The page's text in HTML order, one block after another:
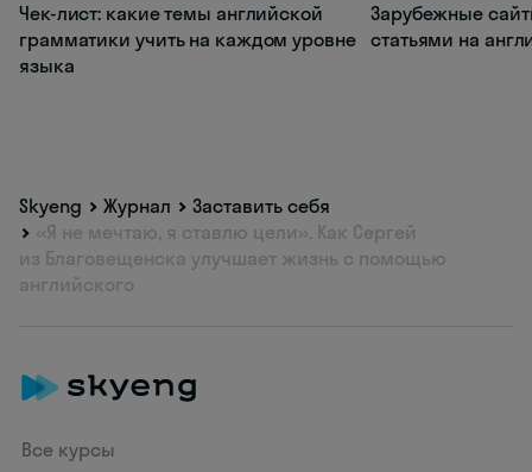
Чек-лист: какие темы английской
грамматики учить на каждом уровне
языка
Зарубежные
статьями на
Skyeng Журнал
Заставить себя
«Я не мечтаю, я ставлю цели». Как Сергей
из Благовещенска улучшает жизнь с помощью
английского
Все курсы